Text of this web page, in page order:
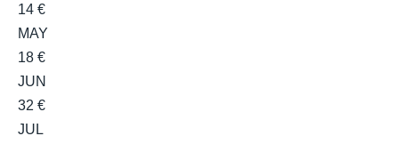
14 €
MAY
18 €
JUN
32 €
JUL